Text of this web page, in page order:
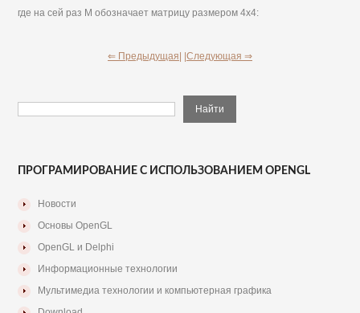
где на сей раз М обозначает матрицу размером 4x4:
⇐ Предыдущая| |Следующая ⇒
ПРОГРАМИРОВАНИЕ С ИСПОЛЬЗОВАНИЕМ OPENGL
Новости
Основы OpenGL
OpenGL и Delphi
Информационные технологии
Мультимедиа технологии и компьютерная графика